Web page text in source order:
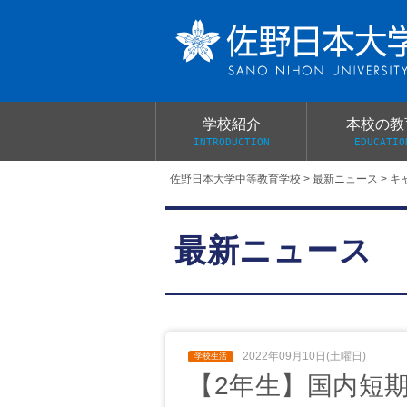
佐野日本大学中等教育学校 > 最新ニュース > キ
学校紹介
INTRODUCTION
学校案内パンフレット
本校の教
総合的探究（学習）の時間
制服紹介
桜美会
最新ニュース
2022年09月10日(土曜日)
【2年生】国内